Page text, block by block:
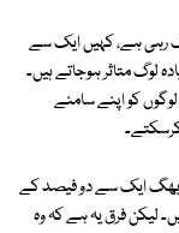
رہی ہے، کہیں ایک سے
لوگ متاثر ہوجاتے ہیں۔
کو اپنے سامنے
بھگ ایک سے دو فیصد کے
لیکن فرق یہ ہے کہ وہ